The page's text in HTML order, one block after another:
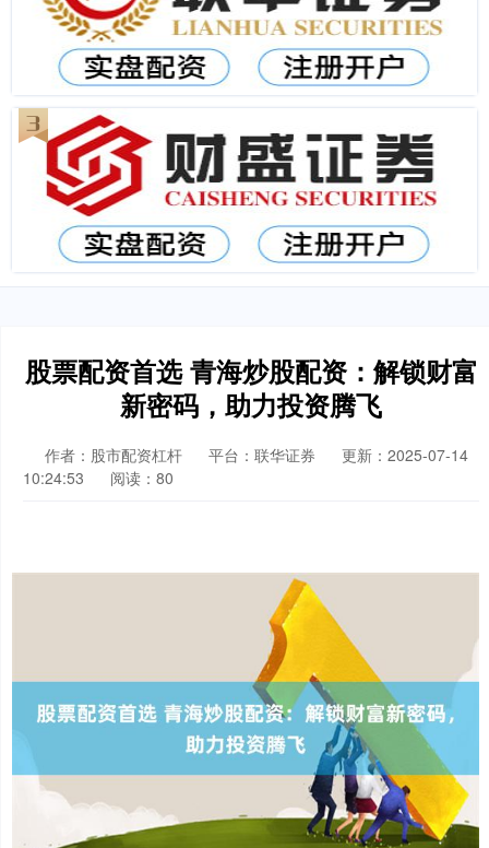
股票配资首选 青海炒股配资：解锁财富
新密码，助力投资腾飞
作者：股市配资杠杆 平台：联华证券
更新：2025-07-14
10:24:53
阅读：80